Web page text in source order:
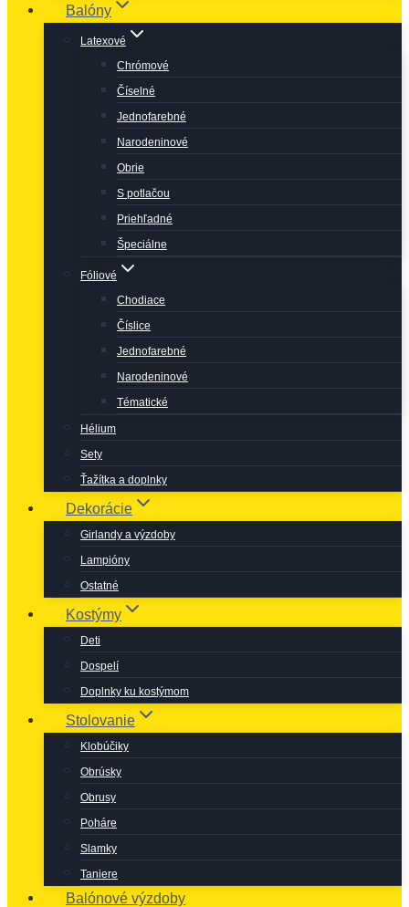
Balóny
Latexové
Chrómové
Číselné
Jednofarebné
Narodeninové
Obrie
S potlačou
Priehľadné
Špeciálne
Fóliové
Chodiace
Číslice
Jednofarebné
Narodeninové
Tématické
Hélium
Sety
Ťažítka a doplnky
Dekorácie
Girlandy a výzdoby
Lampióny
Ostatné
Kostýmy
Deti
Dospelí
Doplnky ku kostýmom
Stolovanie
Klobúčiky
Obrúsky
Obrusy
Poháre
Slamky
Taniere
Balónové výzdoby